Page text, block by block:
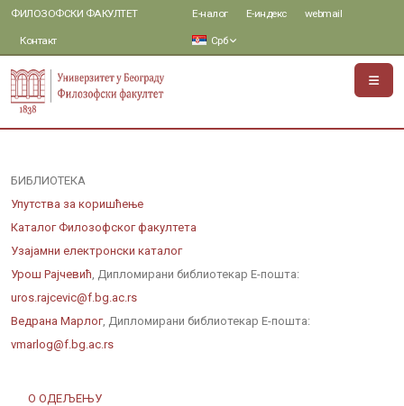
ФИЛОЗОФСКИ ФАКУЛТЕТ
Контакт
Е-налог Е-индекс webmail
Срб
О ОДЕЉЕЊУ
БИБЛИОТЕКА
Упутства за коришћење
Каталог Филозофског факултета
Узајамни електронски каталог
Урош Рајчевић, Дипломирани библиотекар Е-пошта:
uros.rajcevic@f.bg.ac.rs
Ведрана Марлог, Дипломирани библиотекар Е-пошта:
vmarlog@f.bg.ac.rs